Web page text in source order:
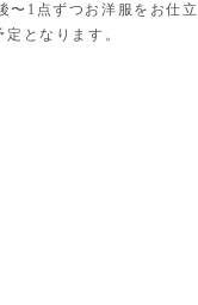
〜1点ずつお洋服をお仕立
となります。